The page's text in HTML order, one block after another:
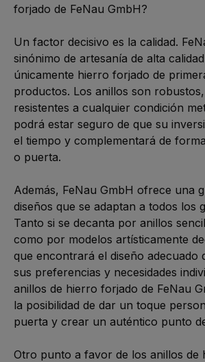
forjado de FeNau GmbH?
Un factor decisivo es la calidad.
sinónimo de artesanía de alta
únicamente hierro forjado de
productos. Los anillos son
resistentes a cualquier condición
podrá estar seguro de que su
el tiempo y complementará de
o puerta.
Además, FeNau GmbH ofrece una
diseños que se adaptan a todos los
Tanto si se decanta por anillos
como por modelos artísticamente
que encontrará el diseño adecuado
sus preferencias y necesidades
anillos de hierro forjado de FeNau
la posibilidad de dar un toque
puerta y crear un auténtico punto
Otro punto a favor de los anillos de